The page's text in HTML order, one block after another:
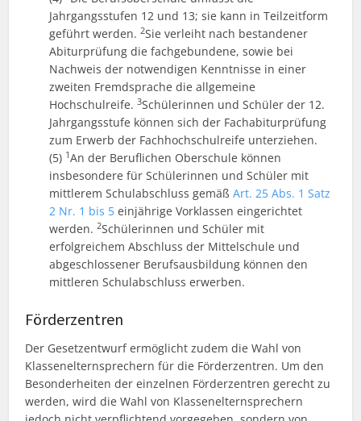
Jahrgangsstufen 12 und 13; sie kann in Teilzeitform
geführt werden.2Sie verleiht nach bestandener
Abiturprüfung die fachgebundene, sowie bei
Nachweis der notwendigen Kenntnisse in einer
zweiten Fremdsprache die allgemeine
Hochschulreife.3Schülerinnen und Schüler der 12.
Jahrgangsstufe können sich der Fachabiturprüfung
zum Erwerb der Fachhochschulreife unterziehen.
(5) 1An der Beruflichen Oberschule können
insbesondere für Schülerinnen und Schüler mit
mittlerem Schulabschluss gemäßArt. 25 Abs. 1 Satz
2 Nr. 1 bis 5 einjährige Vorklassen eingerichtet
werden.2Schülerinnen und Schüler mit
erfolgreichem Abschluss der Mittelschule und
abgeschlossener Berufsausbildung können den
mittleren Schulabschluss erwerben.
Förderzentren
Der Gesetzentwurf ermöglicht zudem die Wahl von
Klassenelternsprechern für die Förderzentren. Um den
Besonderheiten der einzelnen Förderzentren gerecht zu
werden, wird die Wahl von Klassenelternsprechern